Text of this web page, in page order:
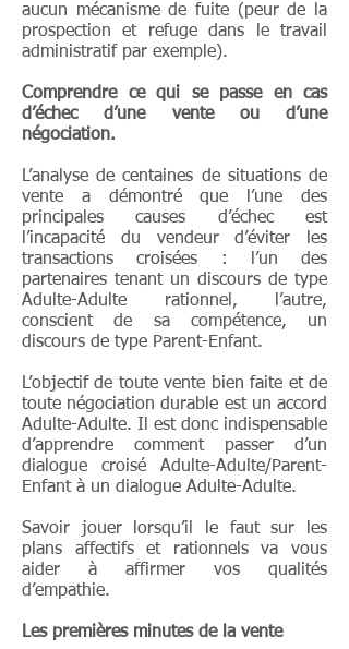
aucun mécanisme de fuite (peur de la
prospection et refuge dans le travail
administratif par exemple).
Comprendre ce qui se passe en cas
d’échec d’une vente ou d’une
négociation.
L’analyse de centaines de situations de
vente a démontré que l’une des
principales causes d’échec est
l’incapacité du vendeur d’éviter les
transactions croisées : l’un des
partenaires tenant un discours de type
Adulte-Adulte rationnel, l’autre,
conscient de sa compétence, un
discours de type Parent-Enfant.
L’objectif de toute vente bien faite et de
toute négociation durable est un accord
Adulte-Adulte. Il est donc indispensable
d’apprendre comment passer d’un
dialogue croisé Adulte-Adulte/Parent-
Enfant à un dialogue Adulte-Adulte.
Savoir jouer lorsqu’il le faut sur les
plans affectifs et rationnels va vous
aider à affirmer vos qualités
d’empathie.
Les premières minutes de la vente